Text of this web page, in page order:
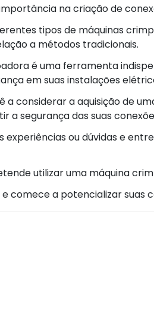
na criação de
tipos de máquinas
a métodos tradicionais.
é uma ferramenta
em suas instalações
a considerar a aquisição de
a segurança das suas
experiências ou dúvidas e
utilizar uma máquina
comece a potencializar suas